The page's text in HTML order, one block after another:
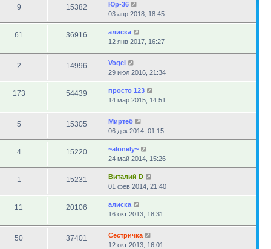
9 15382
Юр-36
03 апр 2018, 18:45
61 36916
алиска
12 янв 2017, 16:27
2 14996
Vogel
29 июл 2016, 21:34
173 54439
просто 123
14 мар 2015, 14:51
5 15305
Миртеб
06 дек 2014, 01:15
4 15220
~alonely~
24 май 2014, 15:26
1 15231
Виталий D
01 фев 2014, 21:40
11 20106
алиска
16 окт 2013, 18:31
50 37401
Сестричка
12 окт 2013, 16:01